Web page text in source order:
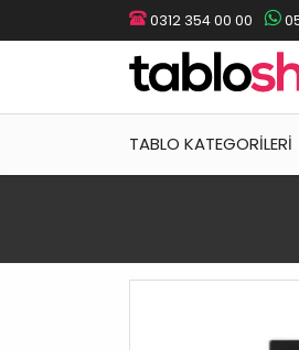
0312 354 00 00
TABLO KATEGORILERI